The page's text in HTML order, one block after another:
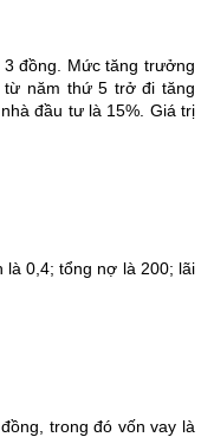
đồng. Mức tăng trưởng
năm thứ 5 trở đi tăng
đầu tư là 15%. Giá trị
là 0,4; tổng nợ là 200; lãi
trong đó vốn vay là